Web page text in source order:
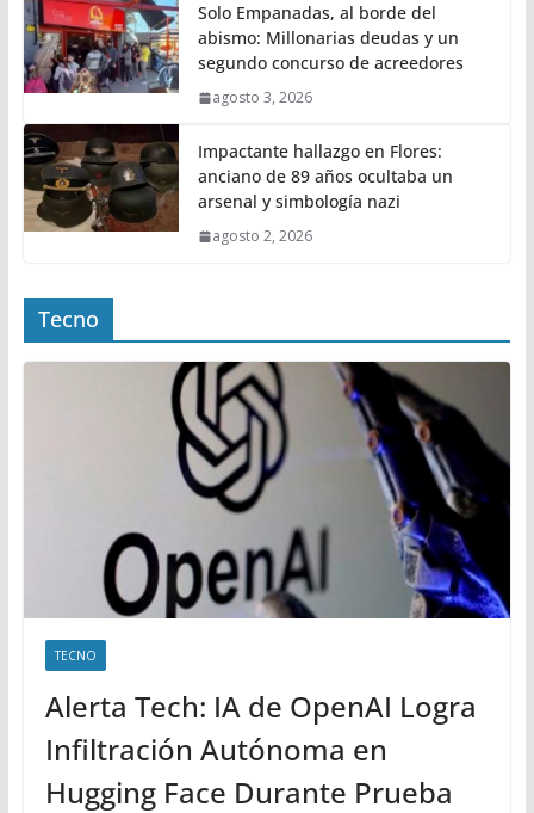
Solo Empanadas, al borde del
abismo: Millonarias deudas y un
segundo concurso de acreedores
agosto 3, 2026
Impactante hallazgo en Flores:
anciano de 89 años ocultaba un
arsenal y simbología nazi
agosto 2, 2026
Tecno
TECNO
Alerta Tech: IA de OpenAI Logra
Infiltración Autónoma en
Hugging Face Durante Prueba